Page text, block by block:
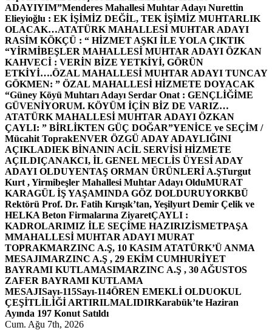
ADAYIYIM”Menderes Mahallesi Muhtar Adayı Nurettin
Elieyioğlu : EK İŞİMİZ DEĞİL, TEK İŞİMİZ MUHTARLIK
OLACAK…ATATÜRK MAHALLESİ MUHTAR ADAYI
RASİM KÖKÇÜ : “ HİZMET AŞKI İLE YOLA ÇIKTIK
“YİRMİBEŞLER MAHALLESİ MUHTAR ADAYI ÖZKAN
KAHVECİ : VERİN BİZE YETKİYİ, GÖRÜN
ETKİYİ….ÖZAL MAHALLESİ MUHTAR ADAYI TUNCAY
GÖKMEN: ” ÖZAL MAHALLESİ HİZMETE DOYACAK
“Güney Köyü Muhtarı Adayı Serdar Onat : GENÇLİĞİME
GÜVENİYORUM. KÖYÜM İÇİN BİZ DE VARIZ…
ATATÜRK MAHALLESİ MUHTAR ADAYI ÖZKAN
ÇAYLI: ” BİRLİKTEN GÜÇ DOĞAR”YENİCE ve SEÇİM /
Mücahit ToprakENVER ÖZGÜ ADAY ADAYLIĞINI
AÇIKLADIEK BİNANIN ACİL SERVİSİ HİZMETE
AÇILDIÇANAKCI, İL GENEL MECLİS ÜYESİ ADAY
ADAYI OLDUYENTAŞ ORMAN ÜRÜNLERİ A.ŞTurgut
Kurt , Yirmibeşler Mahallesi Muhtar Adayı OlduMURAT
KARAGÜL İŞ YAŞAMINDA GÖZ DOLDURUYORKBÜ
Rektörü Prof. Dr. Fatih Kırışık’tan, Yeşilyurt Demir Çelik ve
HELKA Beton Firmalarına ZiyaretÇAYLI :
KADROLARIMIZ İLE SEÇİME HAZIRIZİSMETPAŞA
MMAHALLESİ MUHTAR ADAYI MURAT
TOPRAKMARZINC A.Ş, 10 KASIM ATATÜRK’Ü ANMA
MESAJIMARZINC A.Ş , 29 EKİM CUMHURİYET
BAYRAMI KUTLAMASIMARZINC A.Ş , 30 AĞUSTOS
ZAFER BAYRAMI KUTLAMA
MESAJISayı-115Sayı-114ÖREN EMEKLİ OLDUOKUL
ÇEŞİTLİLİĞİ ARTIRILMALIDIRKarabük’te Haziran
Ayında 197 Konut Satıldı
Cum. Ağu 7th, 2026